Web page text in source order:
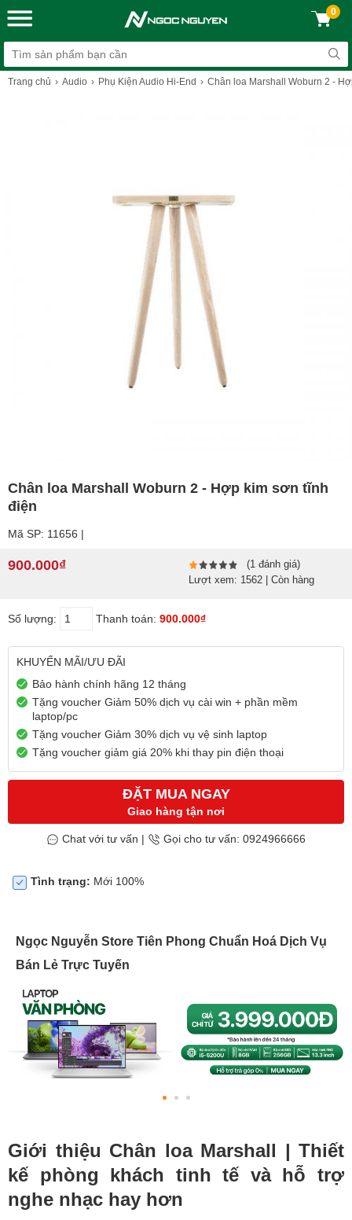
0
Trang chủ Audio Phụ Kiện Audio Hi-End Chân loa Marshall Woburn 2 -
Chân loa Marshall Woburn 2 - Hợp kim sơn tĩnh
điện
Mã SP: 11656 |
900.000₫
(1 đánh giá)
Lượt xem: 1562 | Còn hàng
Số lượng: Thanh toán: 900.000₫
KHUYẾN MÃI/ƯU ĐÃI
Bảo hành chính hãng 12 tháng
Tặng voucher Giảm 50% dịch vụ cài win + phần mềm
laptop/pc
Tặng voucher Giảm 30% dịch vụ vệ sinh laptop
Tặng voucher giảm giá 20% khi thay pin điện thoại
ĐẶT MUA NGAY
Giao hàng tận nơi
Chat với tư vấn | Gọi cho tư vấn: 0924966666
Tình trạng: Mới 100%
Ngọc Nguyễn Store Tiên Phong Chuẩn Hoá Dịch Vụ
Bán Lẻ Trực Tuyến
Giới thiệu Chân loa Marshall | Thiết
kế phòng khách tinh tế và hỗ trợ
nghe nhạc hay hơn